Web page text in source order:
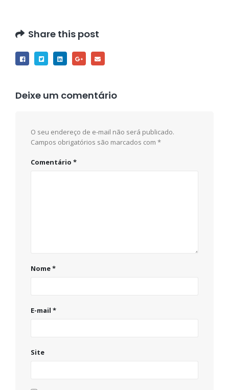
Share this post
Deixe um comentário
O seu endereço de e-mail não será publicado.
Campos obrigatórios são marcados com *
Comentário *
Nome*
E-mail *
Site